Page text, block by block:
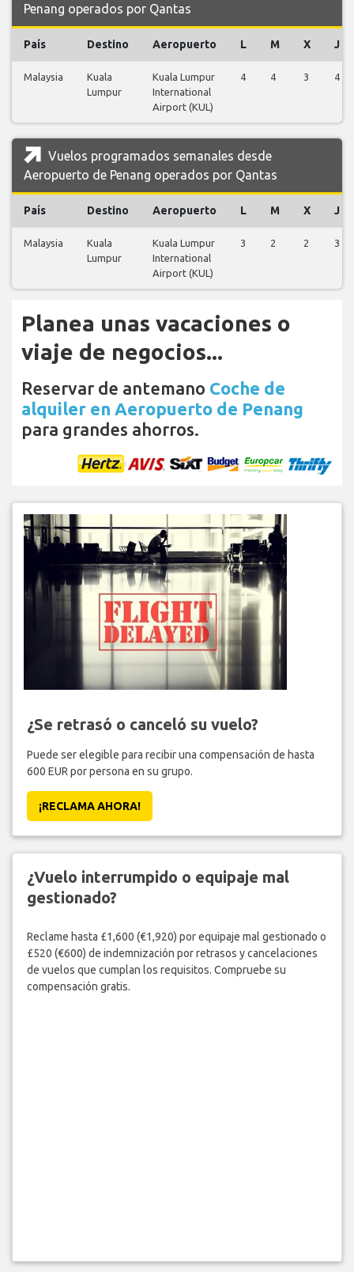
Penang operados por Qantas
País Destino Aeropuerto L M X J
Malaysia
Kuala
Lumpur
Kuala Lumpur
International
Airport (KUL)
4 4 3 4
Vuelos programados semanales desde
Aeropuerto de Penang operados por Qantas
País Destino Aeropuerto L M X J
Malaysia
Kuala
Lumpur
Kuala Lumpur
International
Airport (KUL)
3 2 2 3
Planea unas vacaciones o
viaje de negocios...
Reservar de antemano Coche de
alquiler en Aeropuerto de Penang
para grandes ahorros.
¿Se retrasó o canceló su vuelo?
Puede ser elegible para recibir una compensación de hasta
600 EUR por persona en su grupo.
¡RECLAMA AHORA!
¿Vuelo interrumpido o equipaje mal
gestionado?
Reclame hasta £1,600 (€1,920) por equipaje mal gestionado o
£520 (€600) de indemnización por retrasos y cancelaciones
de vuelos que cumplan los requisitos. Compruebe su
compensación gratis.